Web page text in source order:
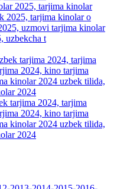
2025, tarjima kinolar
2025, tarjima kinolar o
uzmovi tarjima kinolar
uzbekcha t
tarjima 2024, tarjima
2024, kino tarjima
kinolar 2024 uzbek tilida,
2024